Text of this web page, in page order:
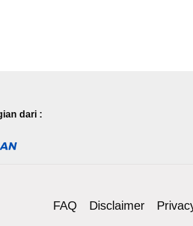
dari :
FAQ Disclaimer